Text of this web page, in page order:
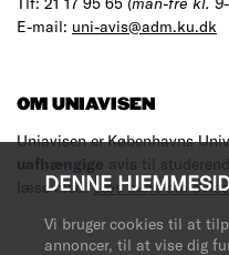
DENNE
Vi bruger cookies til at
annoncer, til at vise dig
E-mail: uni-avis@adm.ku.dk
OM UNIAVISEN
Uniavisen er Københavns
uafhængige avis til
læse med.Læs mere om